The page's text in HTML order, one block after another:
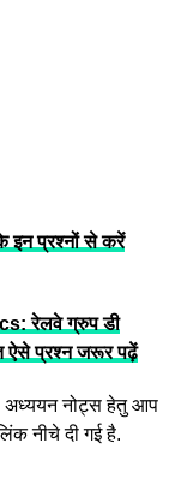
इन प्रश्नों से करें
रेलवे ग्रुप डी
ऐसे प्रश्न जरूर पढ़ें
अध्ययन नोट्स हेतु आप
नीचे दी गई है.